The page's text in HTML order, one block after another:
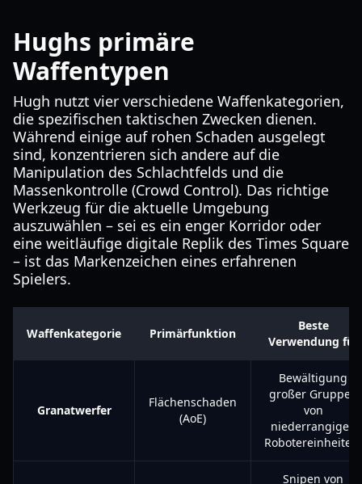
Hughs primäre
Waffentypen
Hugh nutzt vier verschiedene Waffenkategorien,
die spezifischen taktischen Zwecken dienen.
Während einige auf rohen Schaden ausgelegt
sind, konzentrieren sich andere auf die
Manipulation des Schlachtfelds und die
Massenkontrolle (Crowd Control). Das richtige
Werkzeug für die aktuelle Umgebung
auszuwählen – sei es ein enger Korridor oder
eine weitläufige digitale Replik des Times Square
– ist das Markenzeichen eines erfahrenen
Spielers.
Waffenkategorie Primärfunktion
Beste
Verwendung für
Granatwerfer
Flächenschaden
(AoE)
Bewältigung
großer Gruppen
von
niederrangigen
Robotereinheiten.
Snipen von